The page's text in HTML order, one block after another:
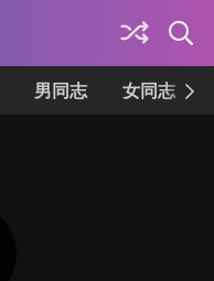
男同志 女同志